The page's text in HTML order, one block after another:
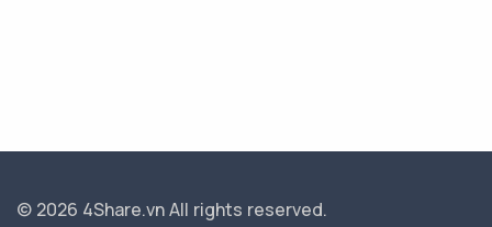
© 2026 4Share.vnAll rights reserved.